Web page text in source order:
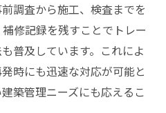
調査から施工、検査までを
修記録を残すことでトレー
普及しています。これによ
時にも迅速な対応が可能と
築管理ニーズにも応えるこ